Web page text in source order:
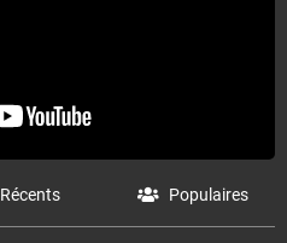
Récents Populaires